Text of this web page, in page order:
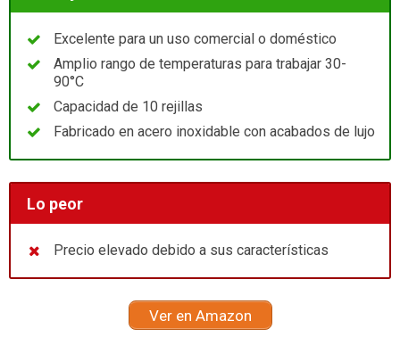
Excelente para un uso comercial o doméstico
Amplio rango de temperaturas para trabajar 30-
90°C
Capacidad de 10 rejillas
Fabricado en acero inoxidable con acabados de lujo
Lo peor
Precio elevado debido a sus características
Ver en Amazon